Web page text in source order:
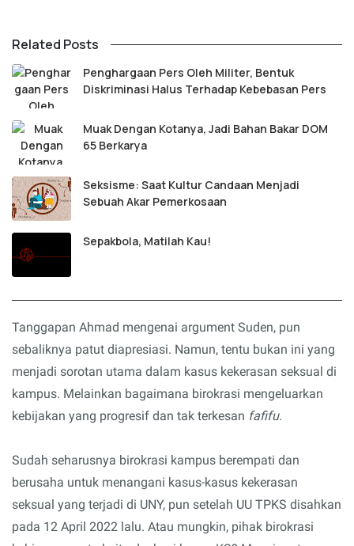
Related Posts
Penghargaan Pers Oleh Militer, Bentuk
Diskriminasi Halus Terhadap Kebebasan Pers
Muak Dengan Kotanya, Jadi Bahan Bakar DOM
65 Berkarya
Seksisme: Saat Kultur Candaan Menjadi
Sebuah Akar Pemerkosaan
Sepakbola, Matilah Kau!
Tanggapan Ahmad mengenai argument Suden, pun
sebaliknya patut diapresiasi. Namun, tentu bukan ini yang
menjadi sorotan utama dalam kasus kekerasan seksual di
kampus. Melainkan bagaimana birokrasi mengeluarkan
kebijakan yang progresif dan tak terkesan fafifu.
Sudah seharusnya birokrasi kampus berempati dan
berusaha untuk menangani kasus-kasus kekerasan
seksual yang terjadi di UNY, pun setelah UU TPKS disahkan
pada 12 April 2022 lalu. Atau mungkin, pihak birokrasi